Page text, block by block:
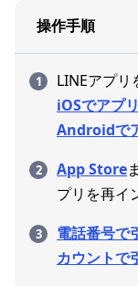
操作手順
LINEアプリ
iOSでアプ
Androidで
App Store
プリを再イ
電話番号で
カウントで